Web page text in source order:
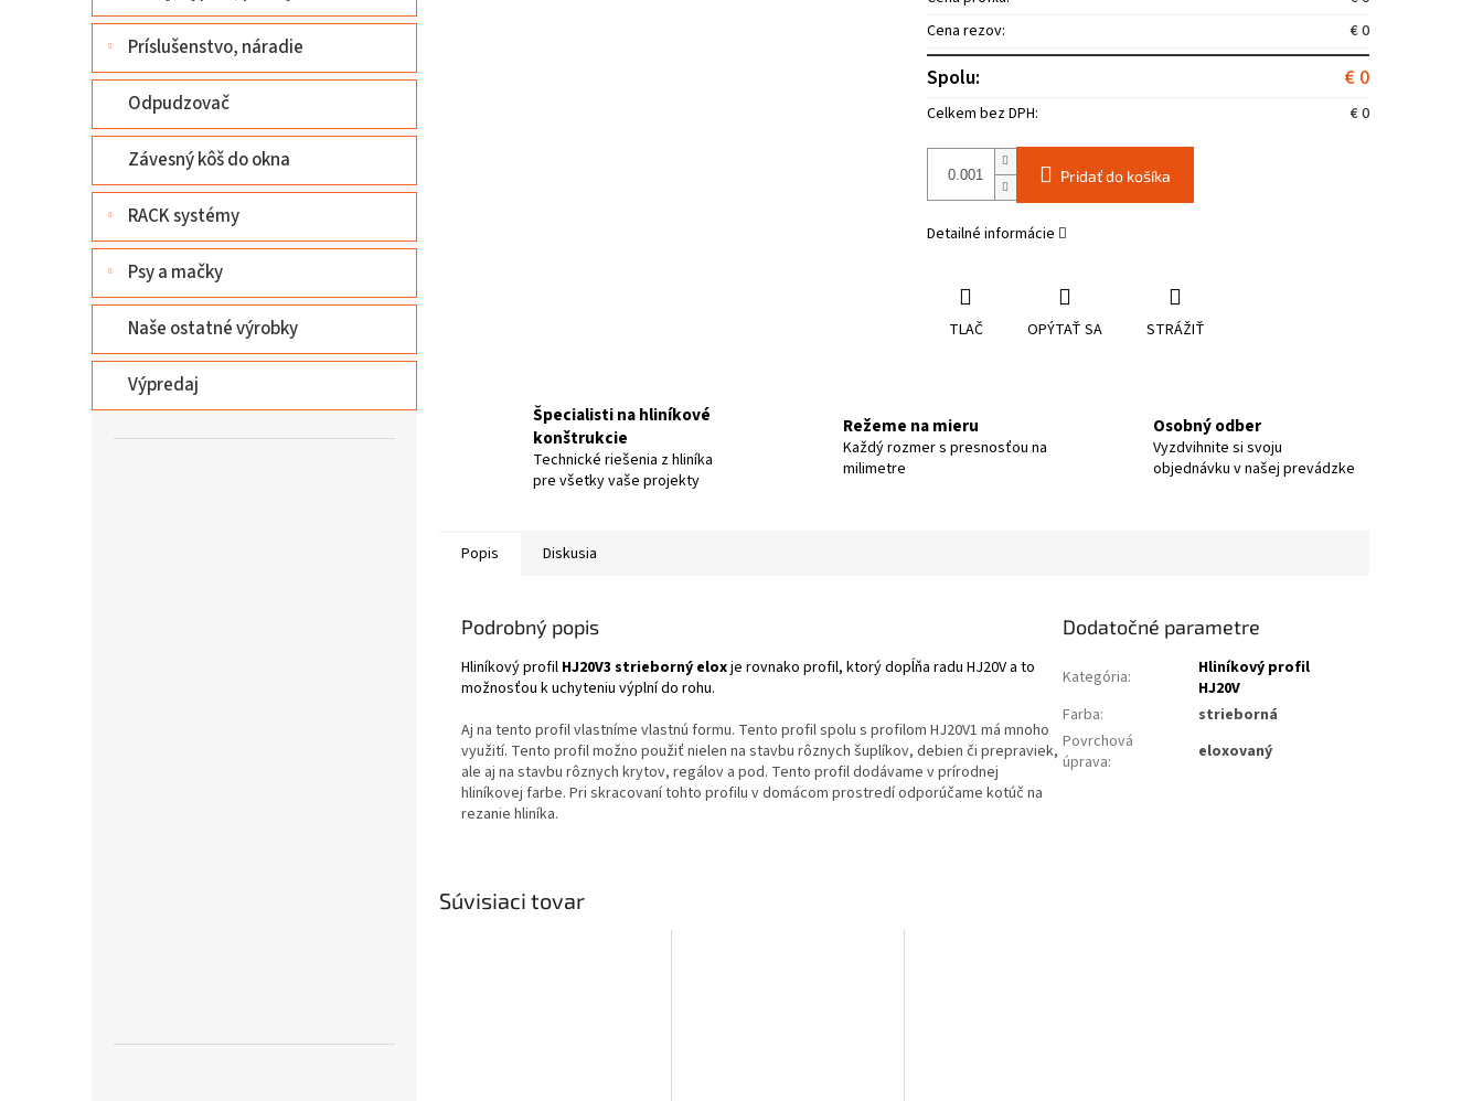
Príslušenstvo, náradie
Odpudzovač
Závesný kôš do okna
RACK systémy
Psy a mačky
Naše ostatné výrobky
Výpredaj
Cena rezov:
€ 0
Spolu: € 0
Celkem bez DPH: € 0
Pridať do košíka
Detailné informácie
TLAČ OPÝTAŤ SA STRÁŽIŤ
Špecialisti na hliníkové
konštrukcie
Technické riešenia z hliníka
pre všetky vaše projekty
Režeme na mieru
Každý rozmer s presnosťou na
milimetre
Osobný odber
Vyzdvihnite si svoju
objednávku v našej prevádzke
Popis Diskusia
Podrobný popis
Hliníkový profil HJ20V3 strieborný eloxje rovnako profil, ktorý dopĺňa radu HJ20V a to
možnosťou k uchyteniu výplní do rohu.
Aj na tento profil vlastníme vlastnú formu. Tento profil spolu s profilom HJ20V1 má mnoho
využití. Tento profil možno použiť nielen na stavbu rôznych šuplíkov, debien či prepraviek,
ale aj na stavbu rôznych krytov, regálov a pod. Tento profil dodávame v prírodnej
hliníkovej farbe. Pri skracovaní tohto profilu v domácom prostredí odporúčame kotúč na
rezanie hliníka.
Dodatočné parametre
Kategória:
Hliníkový profil
HJ20V
Farba:
strieborná
Povrchová
úprava: eloxovaný
Súvisiaci tovar